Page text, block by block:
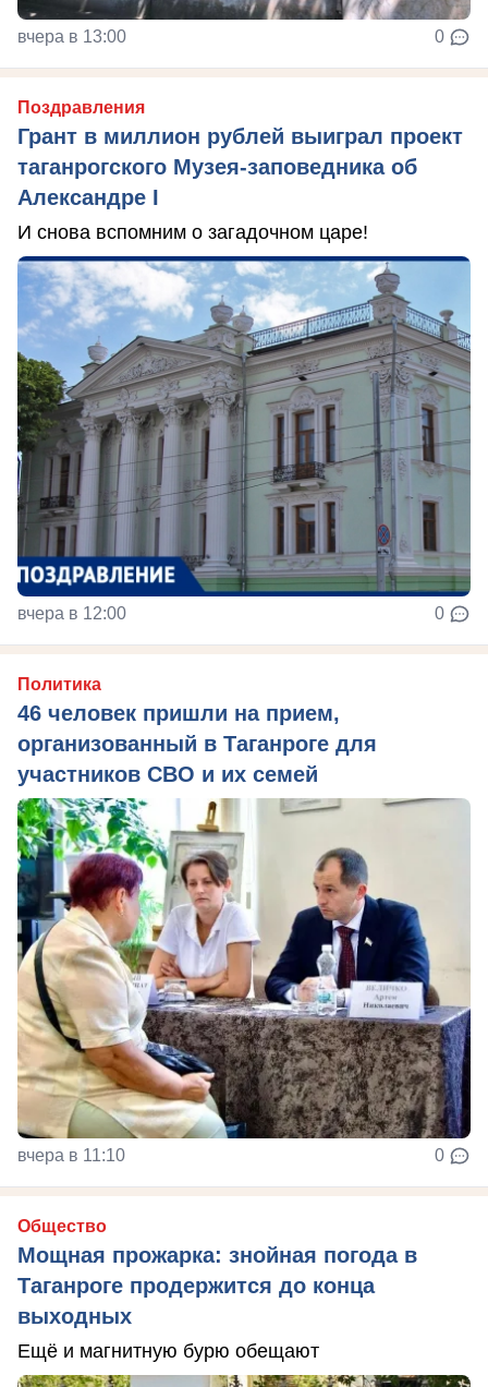
вчера в 13:00 0
Поздравления
Грант в миллион рублей выиграл проект
таганрогского Музея-заповедника об
Александре I
И снова вспомним о загадочном царе!
вчера в 12:00 0
Политика
46 человек пришли на прием,
организованный в Таганроге для
участников СВО и их семей
вчера в 11:10 0
Общество
Мощная прожарка: знойная погода в
Таганроге продержится до конца
выходных
Ещё и магнитную бурю обещают